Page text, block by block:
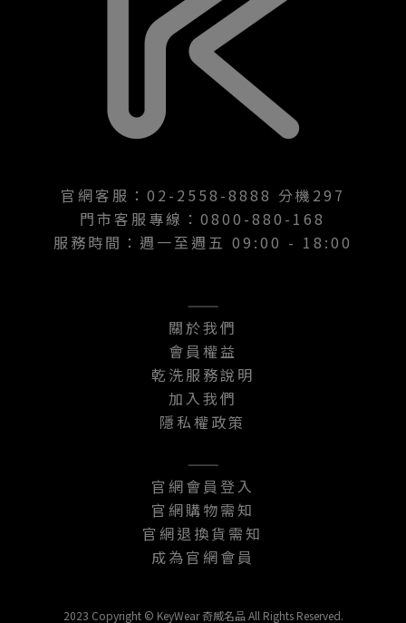
官網客服：02-2558-8888 分機297
門市客服專線：0800-880-168
服務時間：週一至週五 09:00 - 18:00
———
關於我們
會員權益
乾洗服務說明
加入我們
隱私權政策
———
官網會員登入
官網購物需知
官網退換貨需知
成為官網會員
2023 Copyright © KeyWear 奇威名品 All Rights Reserved.